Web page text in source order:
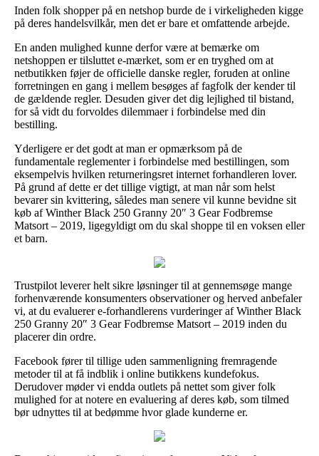
Inden folk shopper på en netshop burde de i virkeligheden kigge
på deres handelsvilkår, men det er bare et omfattende arbejde.
En anden mulighed kunne derfor være at bemærke om
netshoppen er tilsluttet e-mærket, som er en tryghed om at
netbutikken føjer de officielle danske regler, foruden at online
forretningen en gang i mellem besøges af fagfolk der kender til
de gældende regler. Desuden giver det dig lejlighed til bistand,
for så vidt du forvoldes dilemmaer i forbindelse med din
bestilling.
Yderligere er det godt at man er opmærksom på de
fundamentale reglementer i forbindelse med bestillingen, som
eksempelvis hvilken returneringsret internet forhandleren lover.
På grund af dette er det tillige vigtigt, at man når som helst
bevarer sin kvittering, således man senere vil kunne bevidne sit
køb af Winther Black 250 Granny 20″ 3 Gear Fodbremse
Matsort – 2019, ligegyldigt om du skal shoppe til en voksen eller
et barn.
Trustpilot leverer helt sikre løsninger til at gennemsøge mange
forhenværende konsumenters observationer og herved anbefaler
vi, at du evaluerer e-forhandlerens vurderinger af Winther Black
250 Granny 20″ 3 Gear Fodbremse Matsort – 2019 inden du
placerer din ordre.
Facebook fører til tillige uden sammenligning fremragende
metoder til at få indblik i online butikkens kundefokus.
Derudover møder vi endda outlets på nettet som giver folk
mulighed for at notere en evaluering af deres køb, som tilmed
bør udnyttes til at bedømme hvor glade kunderne er.